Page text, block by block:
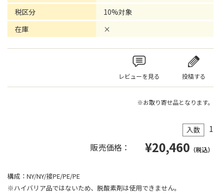
税区分
10%対象
在庫
×
レビューを見る 投稿する
※お取り寄せ品となります。
入数
1
販売価格：
¥20,460 （税込）
構成：NY/NY/接PE/PE/PE
※ハイバリア品ではないため、脱酸素剤は使用できません。